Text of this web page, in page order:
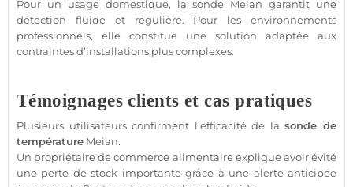
Pour un usage domestique, la sonde Meian garantit une
détection fluide et régulière. Pour les environnements
professionnels, elle constitue une solution adaptée aux
contraintes d’installations plus complexes.
Témoignages clients et cas pratiques
Plusieurs utilisateurs confirment l’efficacité de lasonde de
température Meian.
Un propriétaire decommerce alimentaire explique avoir évité
une perte de stock importante grâce à une alerte anticipée